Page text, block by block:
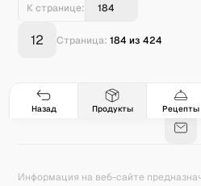
К странице:
Страница: 184 из424
12
Назад Продукты Рецепты
Гастро-сеты 8 Рецепты 171
База знаний
Информация на веб-сайте